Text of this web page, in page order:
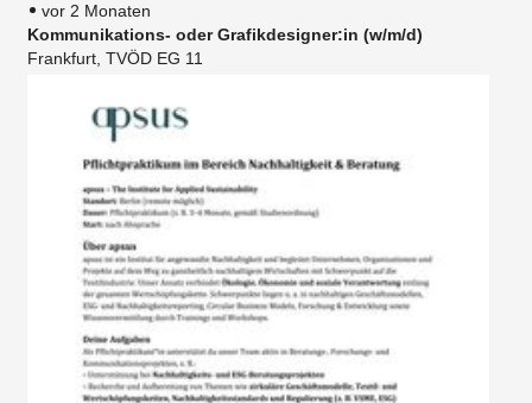
vor 2 Monaten
Kommunikations- oder Grafikdesigner:in (w/m/d)
Frankfurt, TVÖD EG 11